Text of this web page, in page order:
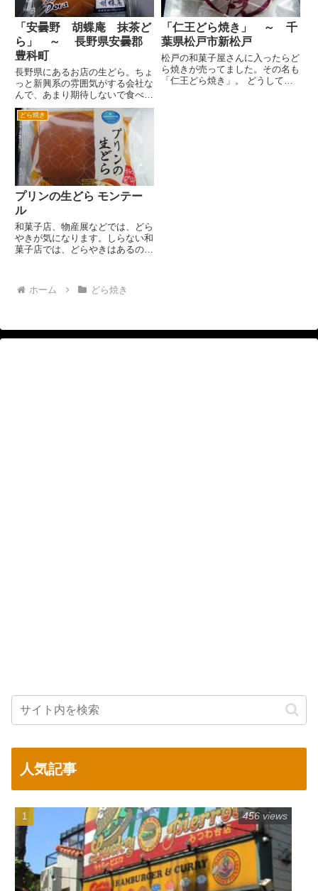
「安曇野 胡蝶庵 抹茶ど
ら」 ～ 長野県安曇郡
豊科町
長野県にあるお店の生どら。ちょ
っと新興系の雰囲気がする会社な
んで、あまり期待しないで食べて
みました。が、意外とおいしいで
す♪ １２６円とリーズナブルな価
格だし、がわがとてもやわらかく
ておいしいです。そして、ポイン
トは抹茶の生クリームがおいし...
「仁王どら焼き」 ～ 千
葉県松戸市新松戸
松戸の和菓子屋さんに入ったらど
ら焼きが売ってました。その名も
「仁王どら焼き」。 どうしてこ
どら焼き
プリンの生どら モンテー
ル
和菓子店、物産展などでは、どら
やきが気になります。しらない和
菓子店では、どらやきはあるの
なります。 同様に最近油断で
きなののが、コンビニです。意外
ホーム どら焼き
人気記事
456 views